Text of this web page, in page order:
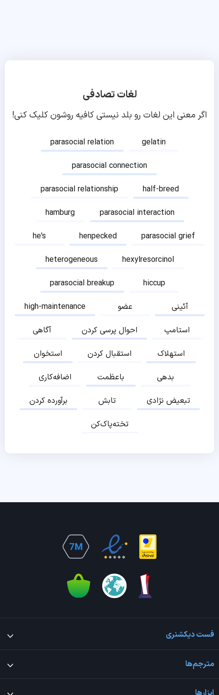
لغات تصادفی
اگر معنی این لغات رو بلد نیستی کافیه روشون کلیک کنی!
parasocial relation
gelatin
parasocial connection
parasocial relationship
half-breed
hamburg
parasocial interaction
he's
henpecked
parasocial grief
heterogeneous
hexylresorcinol
parasocial breakup
hiccup
high-maintenance
عضو
آئینی
آگاهی
احوال پرسی کردن
استامپ
استخوان
استقبال کردن
استهلاک
اضافه‌کاری
باعظمت
بدهی
برآورده کردن
تابش
تبعیض نژادی
تخته‌پاک‌کن
فست دیکشنری
مترجم‌ها